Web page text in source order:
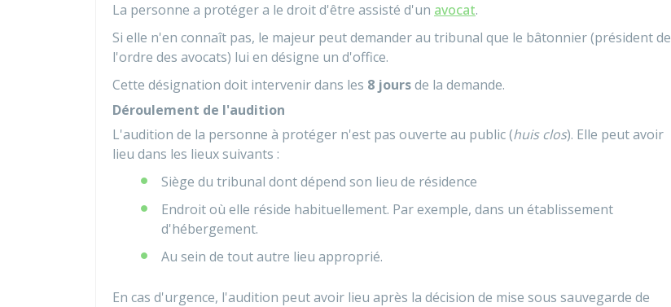
La personne a protéger a le droit d'être assisté d'un avocat.
Si elle n'en connaît pas, le majeur peut demander au tribunal que le bâtonnier (président de
l'ordre des avocats) lui en désigne un d'office.
Cette désignation doit intervenir dans les 8 joursde la demande.
Déroulement de l'audition
L'audition de la personne à protéger n'est pas ouverte au public (huis clos). Elle peut avoir
lieu dans les lieux suivants :
Siège du tribunal dont dépend son lieu de résidence
Endroit où elle réside habituellement. Par exemple, dans un établissement
d'hébergement.
Au sein de tout autre lieu approprié.
En cas d'urgence, l'audition peut avoir lieu après la décision de mise sous sauvegarde de